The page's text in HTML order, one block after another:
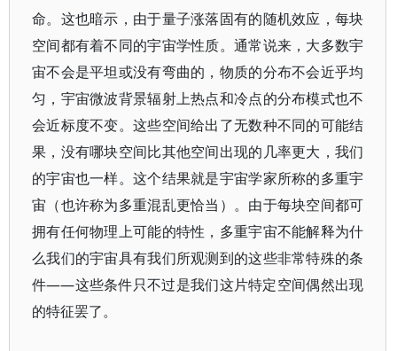
命。这也暗示，由于量子涨落固有的随机效应，每块
空间都有着不同的宇宙学性质。通常说来，大多数宇
宙不会是平坦或没有弯曲的，物质的分布不会近乎均
匀，宇宙微波背景辐射上热点和冷点的分布模式也不
会近标度不变。这些空间给出了无数种不同的可能结
果，没有哪块空间比其他空间出现的几率更大，我们
的宇宙也一样。这个结果就是宇宙学家所称的多重宇
宙（也许称为多重混乱更恰当）。由于每块空间都可
拥有任何物理上可能的特性，多重宇宙不能解释为什
么我们的宇宙具有我们所观测到的这些非常特殊的条
件——这些条件只不过是我们这片特定空间偶然出现
的特征罢了。